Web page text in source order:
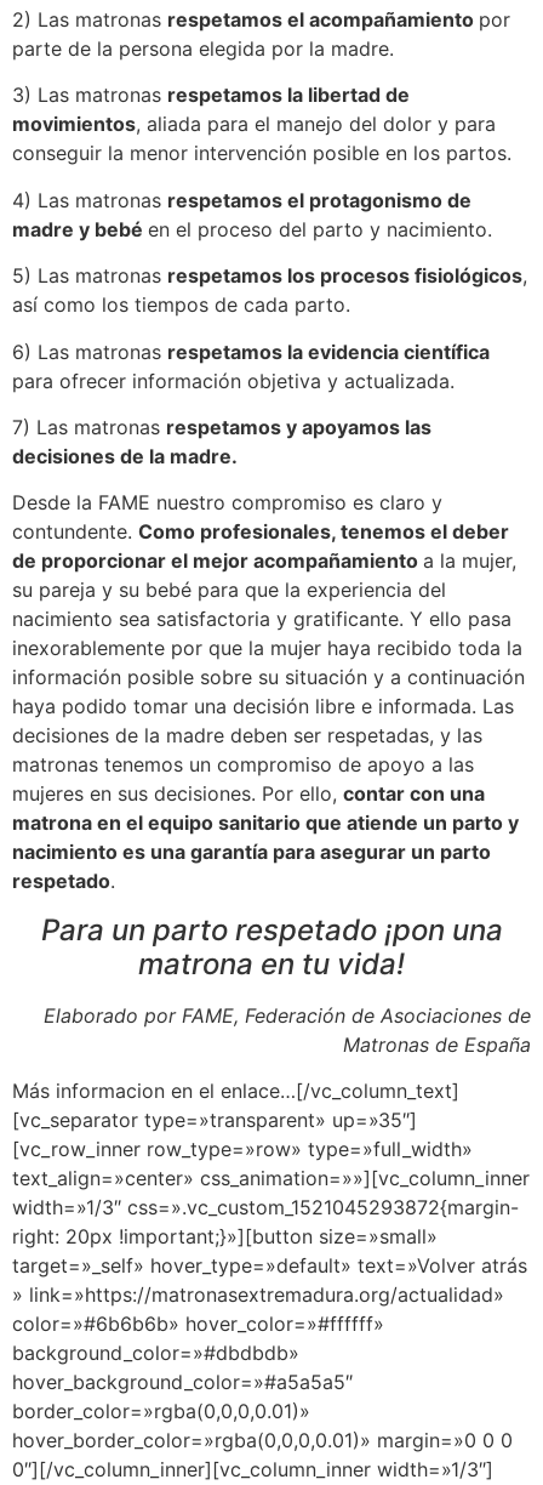
2) Las matronas respetamos el acompañamiento por
parte de la persona elegida por la madre.
3) Las matronas respetamos la libertad de
movimientos, aliada para el manejo del dolor y para
conseguir la menor intervención posible en los partos.
4) Las matronas respetamos el protagonismo de
madre y bebé en el proceso del parto y nacimiento.
5) Las matronas respetamos los procesos fisiológicos,
así como los tiempos de cada parto.
6) Las matronas respetamos la evidencia científica
para ofrecer información objetiva y actualizada.
7) Las matronas respetamos y apoyamos las
decisiones de la madre.
Desde la FAME nuestro compromiso es claro y
contundente. Como profesionales, tenemos el deber
de proporcionar el mejor acompañamiento a la mujer,
su pareja y su bebé para que la experiencia del
nacimiento sea satisfactoria y gratificante. Y ello pasa
inexorablemente por que la mujer haya recibido toda la
información posible sobre su situación y a continuación
haya podido tomar una decisión libre e informada. Las
decisiones de la madre deben ser respetadas, y las
matronas tenemos un compromiso de apoyo a las
mujeres en sus decisiones. Por ello, contar con una
matrona en el equipo sanitario que atiende un parto y
nacimiento es una garantía para asegurar un parto
respetado.
Para un parto respetado ¡pon una
matrona en tu vida!
Elaborado por FAME, Federación de Asociaciones de
Matronas de España
Más informacion en el enlace…[/vc_column_text]
[vc_separator type=»transparent» up=»35″]
[vc_row_inner row_type=»row» type=»full_width»
text_align=»center» css_animation=»»][vc_column_inner
width=»1/3″ css=».vc_custom_1521045293872{margin-
right: 20px !important;}»][button size=»small»
target=»_self» hover_type=»default» text=»Volver atrás
» link=»https://matronasextremadura.org/actualidad»
color=»#6b6b6b» hover_color=»#ffffff»
background_color=»#dbdbdb»
hover_background_color=»#a5a5a5″
border_color=»rgba(0,0,0,0.01)»
hover_border_color=»rgba(0,0,0,0.01)» margin=»0 0 0
0″][/vc_column_inner][vc_column_inner width=»1/3″]